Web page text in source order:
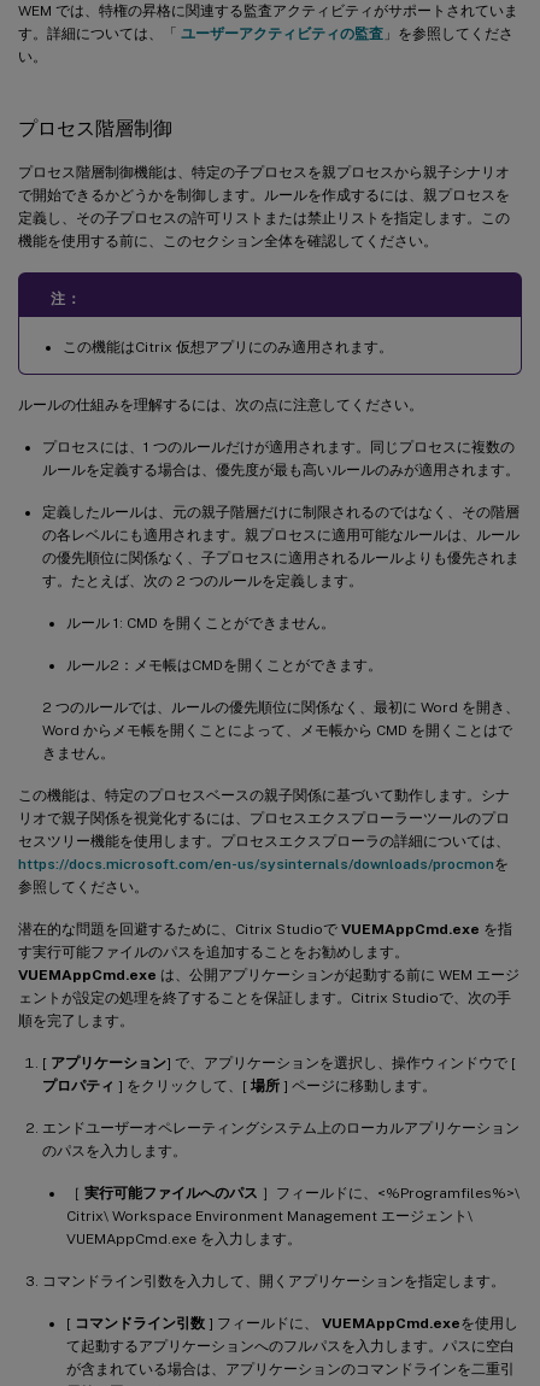
WEM では、特権の昇格に関連する監査アクティビティがサポートされていま
す。詳細については、「 ユーザーアクティビティの監査 」を参照してくださ
い。
プロセス階層制御
プロセス階層制御機能は、特定の子プロセスを親プロセスから親子シナリオ
で開始できるかどうかを制御します。ルールを作成するには、親プロセスを
定義し、その子プロセスの許可リストまたは禁止リストを指定します。この
機能を使用する前に、このセクション全体を確認してください。
注：
この機能はCitrix 仮想アプリにのみ適用されます。
ルールの仕組みを理解するには、次の点に注意してください。
プロセスには、1 つのルールだけが適用されます。同じプロセスに複数の
ルールを定義する場合は、優先度が最も高いルールのみが適用されます。
定義したルールは、元の親子階層だけに制限されるのではなく、その階層
の各レベルにも適用されます。親プロセスに適用可能なルールは、ルール
の優先順位に関係なく、子プロセスに適用されるルールよりも優先されま
す。たとえば、次の 2 つのルールを定義します。
ルール 1: CMD を開くことができません。
ルール2：メモ帳はCMDを開くことができます。
2 つのルールでは、ルールの優先順位に関係なく、最初に Word を開き、
Word からメモ帳を開くことによって、メモ帳から CMD を開くことはで
きません。
この機能は、特定のプロセスベースの親子関係に基づいて動作します。シナ
リオで親子関係を視覚化するには、プロセスエクスプローラーツールのプロ
セスツリー機能を使用します。プロセスエクスプローラの詳細については、
https://docs.microsoft.com/en-us/sysinternals/downloads/procmonを
参照してください。
潜在的な問題を回避するために、Citrix Studioで VUEMAppCmd.exe を指
す実行可能ファイルのパスを追加することをお勧めします。
VUEMAppCmd.exe は、公開アプリケーションが起動する前に WEM エージ
ェントが設定の処理を終了することを保証します。Citrix Studioで、次の手
順を完了します。
[ アプリケーション] で、アプリケーションを選択し、操作ウィンドウで [
プロパティ ] をクリックして、[ 場所 ] ページに移動します。
エンドユーザーオペレーティングシステム上のローカルアプリケーション
のパスを入力します。
［ 実行可能ファイルへのパス ］フィールドに、<%Programfiles%>\
Citrix\ Workspace Environment Management エージェント\
VUEMAppCmd.exe を入力します。
コマンドライン引数を入力して、開くアプリケーションを指定します。
[ コマンドライン引数 ] フィールドに、 VUEMAppCmd.exeを使用し
て起動するアプリケーションへのフルパスを入力します。パスに空白
が含まれている場合は、アプリケーションのコマンドラインを二重引